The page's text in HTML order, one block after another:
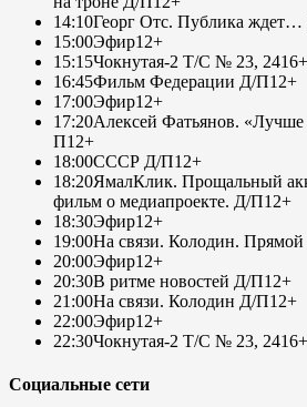
14:10Георг Отс. Публика
15:00Эфир12+
15:15Чокнутая-2 Т/С № 23, 2416+
16:45Фильм Федерации Д/П12+
17:00Эфир12+
17:20Алексей Фатьянов. «Лучше
П12+
18:00СССР Д/П12+
18:20ЯмалКлик. Прощальный
фильм о медиапроекте. Д/П12+
18:30Эфир12+
19:00На связи. Колодин.
20:00Эфир12+
20:30В ритме новостей Д/П12+
21:00На связи. Колодин Д/П12+
22:00Эфир12+
22:30Чокнутая-2 Т/С № 23, 2416+
Социальные сети